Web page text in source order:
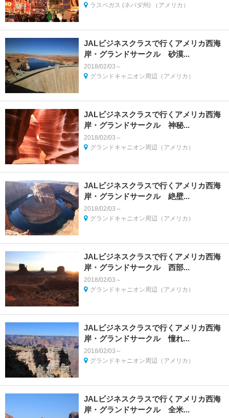
ラスベガス (ネバダ州) （アメリカ）
JALビジネスクラスで行くアメリカ西海
岸・グランドサークル 砂漠...
2018/02/03～
グランドキャニオン周辺（アメリカ）
JALビジネスクラスで行くアメリカ西海
岸・グランドサークル 神秘...
2018/02/03～
グランドキャニオン周辺（アメリカ）
JALビジネスクラスで行くアメリカ西海
岸・グランドサークル 絶壁...
2018/02/03～
グランドキャニオン周辺（アメリカ）
JALビジネスクラスで行くアメリカ西海
岸・グランドサークル 西部...
2018/02/03～
グランドキャニオン周辺（アメリカ）
JALビジネスクラスで行くアメリカ西海
岸・グランドサークル 憧れ...
2018/02/03～
グランドキャニオン周辺（アメリカ）
JALビジネスクラスで行くアメリカ西海
岸・グランドサークル 全米...